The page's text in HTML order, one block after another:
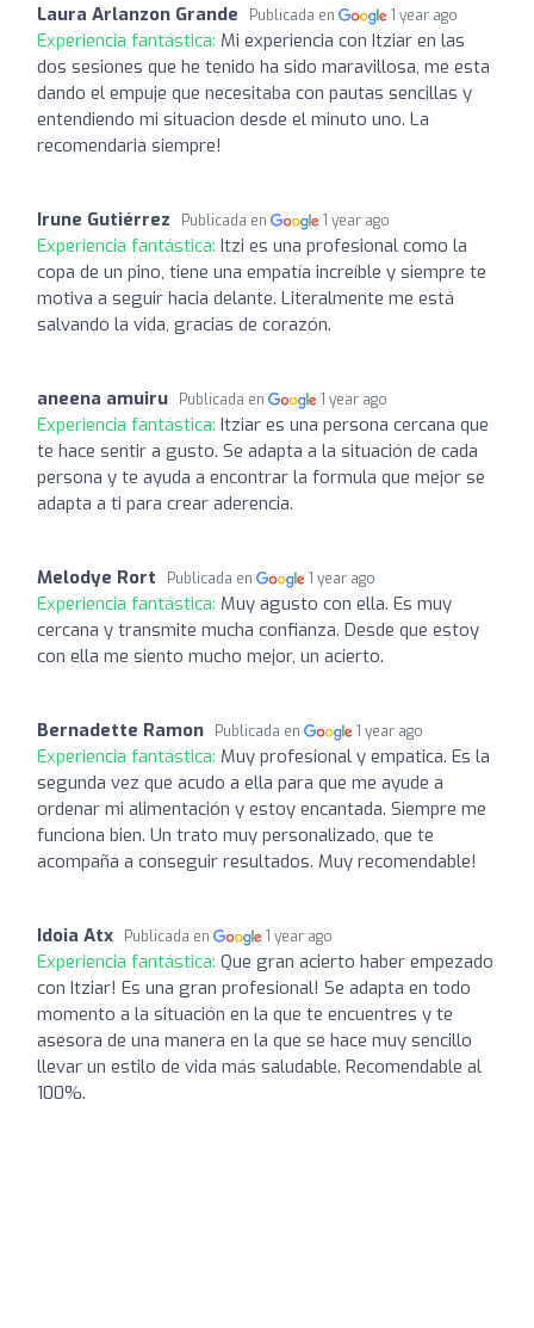
Laura Arlanzon Grande Publicada en 1 year ago
Experiencia fantástica: Mi experiencia con Itziar en las
dos sesiones que he tenido ha sido maravillosa, me esta
dando el empuje que necesitaba con pautas sencillas y
entendiendo mi situacion desde el minuto uno. La
recomendaria siempre!
Irune Gutiérrez Publicada en 1 year ago
Experiencia fantástica: Itzi es una profesional como la
copa de un pino, tiene una empatía increíble y siempre te
motiva a seguir hacia delante. Literalmente me está
salvando la vida, gracias de corazón.
aneena amuiru Publicada en 1 year ago
Experiencia fantástica: Itziar es una persona cercana que
te hace sentir a gusto. Se adapta a la situación de cada
persona y te ayuda a encontrar la formula que mejor se
adapta a ti para crear aderencia.
Melodye Rort Publicada en 1 year ago
Experiencia fantástica: Muy agusto con ella. Es muy
cercana y transmite mucha confianza. Desde que estoy
con ella me siento mucho mejor, un acierto.
Bernadette Ramon Publicada en 1 year ago
Experiencia fantástica: Muy profesional y empatica. Es la
segunda vez que acudo a ella para que me ayude a
ordenar mi alimentación y estoy encantada. Siempre me
funciona bien. Un trato muy personalizado, que te
acompaña a conseguir resultados. Muy recomendable!
Idoia Atx Publicada en 1 year ago
Experiencia fantástica: Que gran acierto haber empezado
con Itziar! Es una gran profesional! Se adapta en todo
momento a la situación en la que te encuentres y te
asesora de una manera en la que se hace muy sencillo
llevar un estilo de vida más saludable. Recomendable al
100%.